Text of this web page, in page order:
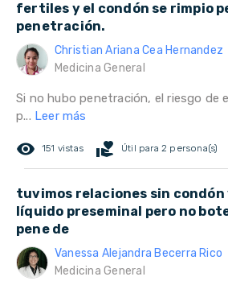
fertiles y el condón se rimpio
penetración.
Christian Ariana Cea Hernandez
Medicina General
Si no hubo penetración, el riesgo de
p... Leer más
remove_red_eye 151 vistas volunteer_activism Útil para 2 persona(s)
tuvimos relaciones sin condón
líquido preseminal pero no
pene de
Vanessa Alejandra Becerra Rico
Medicina General